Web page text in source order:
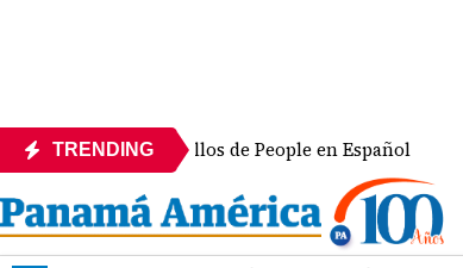
TRENDING
los 50 más bellos de People en Español